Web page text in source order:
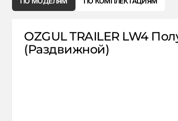
OZGUL TRAILER LW4
(Раздвижной)